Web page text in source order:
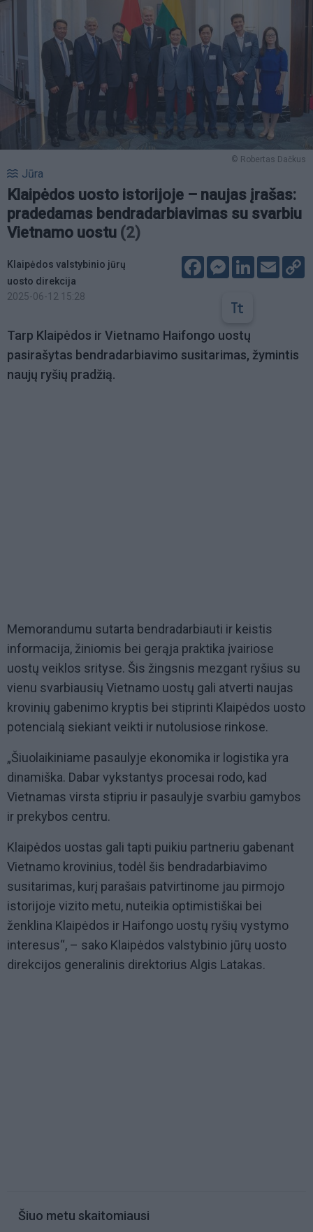
© Robertas Dačkus
Jūra
Klaipėdos uosto istorijoje – naujas įrašas:
pradedamas bendradarbiavimas su svarbiu
Vietnamo uostu (2)
Klaipėdos valstybinio jūrų
uosto direkcija
2025-06-12 15:28
FacebookMessenger
LinkedIn
Email
Tarp Klaipėdos ir Vietnamo Haifongo uostų
pasirašytas bendradarbiavimo susitarimas, žymintis
naujų ryšių pradžią.
Memorandumu sutarta bendradarbiauti ir keistis
informacija, žiniomis bei gerąja praktika įvairiose
uostų veiklos srityse. Šis žingsnis mezgant ryšius su
vienu svarbiausių Vietnamo uostų gali atverti naujas
krovinių gabenimo kryptis bei stiprinti Klaipėdos uosto
potencialą siekiant veikti ir nutolusiose rinkose.
„Šiuolaikiniame pasaulyje ekonomika ir logistika yra
dinamiška. Dabar vykstantys procesai rodo, kad
Vietnamas virsta stipriu ir pasaulyje svarbiu gamybos
ir prekybos centru.
Klaipėdos uostas gali tapti puikiu partneriu gabenant
Vietnamo krovinius, todėl šis bendradarbiavimo
susitarimas, kurį parašais patvirtinome jau pirmojo
istorijoje vizito metu, nuteikia optimistiškai bei
ženklina Klaipėdos ir Haifongo uostų ryšių vystymo
interesus“, – sako Klaipėdos valstybinio jūrų uosto
direkcijos generalinis direktorius Algis Latakas.
Šiuo metu skaitomiausi